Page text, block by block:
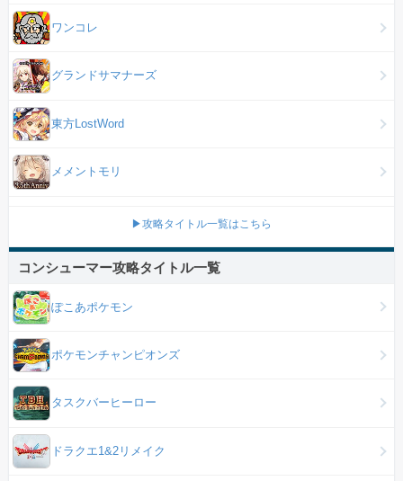
ワンコレ
グランドサマナーズ
東方LostWord
メメントモリ
▶攻略タイトル一覧はこちら
コンシューマー攻略タイトル一覧
ぽこあポケモン
ポケモンチャンピオンズ
タスクバーヒーロー
ドラクエ1&2リメイク